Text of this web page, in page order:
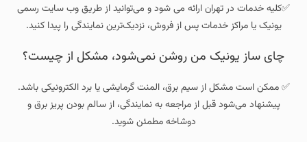
✅کلیه خدمات در تهران ارائه می شود و می‌توانید از طریق وب‌ سایت رسمی
یونیک یا مراکز خدمات پس از فروش، نزدیک‌ترین نمایندگی را پیدا کنید.
چای‌ ساز یونیک من روشن نمی‌شود، مشکل از چیست؟
✅ ممکن است مشکل از سیم برق، المنت گرمایشی یا برد الکترونیکی باشد.
پیشنهاد می‌شود قبل از مراجعه به نمایندگی، از سالم بودن پریز برق و
دوشاخه مطمئن شوید.